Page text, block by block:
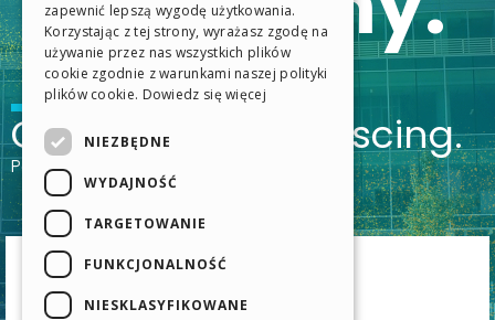
GERMAN
SPANISH
PORTUGUESE
zapewnić lepszą wygodę użytkowania.
Korzystając z tej strony, wyrażasz zgodę na
używanie przez nas wszystkich plików
cookie zgodnie z warunkami naszej polityki
plików cookie. Dowiedz się więcej
NIEZBĘDNE
WYDAJNOŚĆ
TARGETOWANIE
FUNKCJONALNOŚĆ
NIESKLASYFIKOWANE